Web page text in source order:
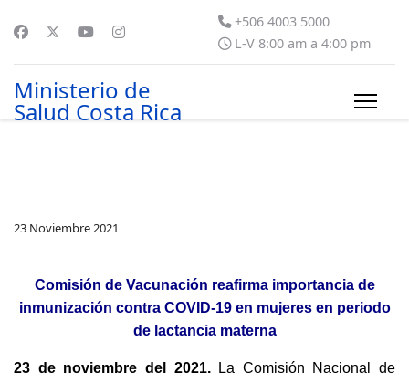
+506 4003 5000
L-V 8:00 am a 4:00 pm
Ministerio de
Salud Costa Rica
23 Noviembre 2021
Comisión de Vacunación reafirma importancia de
inmunización contra COVID-19 en mujeres en periodo
de lactancia materna
23 de noviembre del 2021.La Comisión Nacional de